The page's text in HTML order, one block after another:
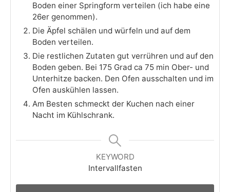
Boden einer Springform verteilen (ich habe eine
26er genommen).
Die Äpfel schälen und würfeln und auf dem
Boden verteilen.
Die restlichen Zutaten gut verrühren und auf den
Boden geben. Bei 175 Grad ca 75 min Ober- und
Unterhitze backen. Den Ofen ausschalten und im
Ofen auskühlen lassen.
Am Besten schmeckt der Kuchen nach einer
Nacht im Kühlschrank.
KEYWORD
Intervallfasten